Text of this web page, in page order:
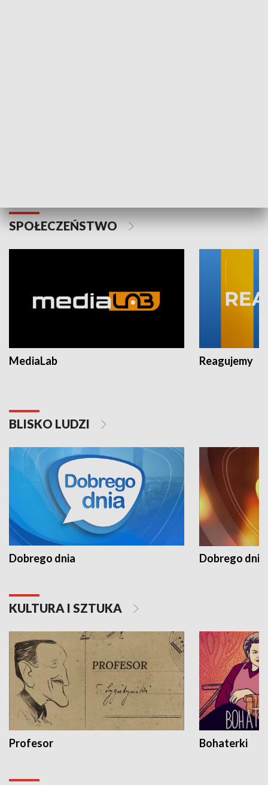
SPOŁECZEŃSTWO
MediaLab Reagujemy
BLISKO LUDZI
Dobrego dnia Dobrego dnia
KULTURA I SZTUKA
Profesor Bohaterki